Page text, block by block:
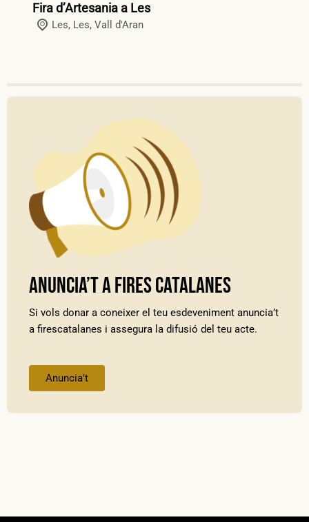
Fira d’Artesania a Les
Les, Les, Vall d'Aran
Anuncia’t a Fires Catalanes
Si vols donar a coneixer el teu esdeveniment anuncia’t
a firescatalanes i assegura la difusió del teu acte.
Anuncia’t